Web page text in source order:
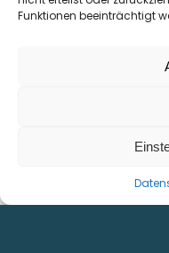
Funktionen beeinträchtigt
Kontakt & Anfahrt